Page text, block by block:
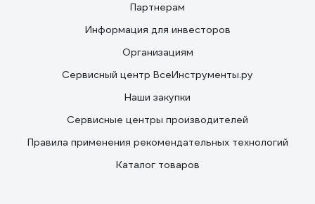
Партнерам
Информация для инвесторов
Организациям
Сервисный центр ВсеИнструменты.ру
Наши закупки
Сервисные центры производителей
Правила применения рекомендательных технологий
Каталог товаров